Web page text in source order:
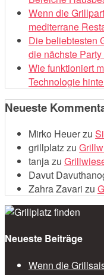
Wenn die
mediterrane
Die beliebtesten
die nächste
Wie funktioniert
Technologie
Neueste
Mirko Heuerzu
grillplatzzu
tanjazu
Davut
Zahra Zavari zu
Neueste Beiträge
Wenn die